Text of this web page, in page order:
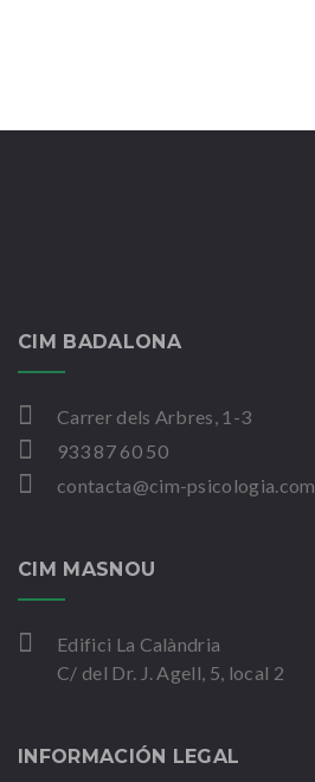
CIM BADALONA
Carrer dels Arbres, 1-3
933 87 60 50
contacta@cim-psicologia.com
CIM MASNOU
Edifici La Calàndria
C/ del Dr. J. Agell, 5, local 2
INFORMACIÓN LEGAL